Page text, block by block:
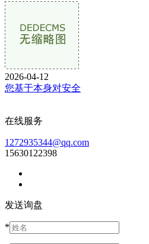
2026-04-12
您基于本身对安全
在线服务
1272935344@qq.com
15630122398
发送询盘
*